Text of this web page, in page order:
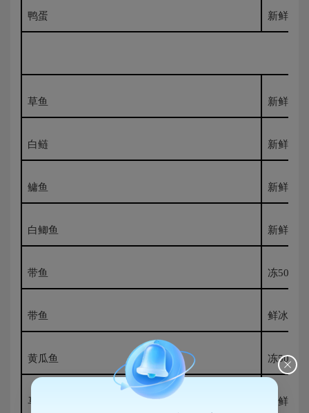
鸭蛋 新鲜
草鱼 新鲜
白鲢 新鲜
鳙鱼 新鲜
白鲫鱼 新鲜
带鱼 冻500G
带鱼 鲜冰
黄瓜鱼 冻500G
马鲛鱼 冰鲜